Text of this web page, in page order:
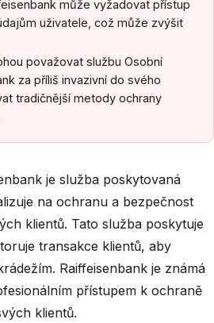
může vyžadovat přístup
uživatele, což může zvýšit
považovat službu Osobní
za příliš invazivní do svého
tradičnější metody ochrany
je služba poskytovaná
na ochranu a bezpečnost
klientů. Tato služba poskytuje
transakce klientů, aby
Raiffeisenbank je známá
přístupem k ochraně
klientů.